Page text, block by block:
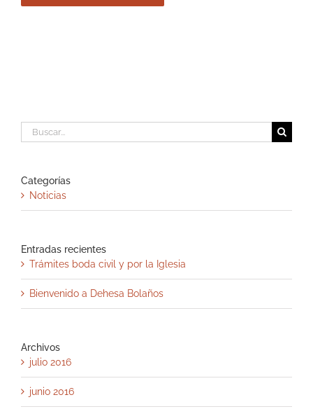
Buscar:
Categorías
Noticias
Entradas recientes
Trámites boda civil y por la Iglesia
Bienvenido a Dehesa Bolaños
Archivos
julio 2016
junio 2016